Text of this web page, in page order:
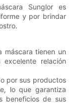
Sunglor es
y por brindar
máscara tienen un
relación
por sus productos
lo que garantiza
beneficios de sus